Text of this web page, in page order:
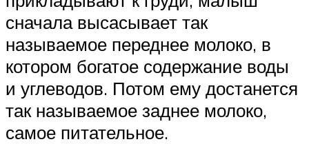
сначала высасывает так
называемое переднее молоко, в
котором богатое содержание воды
и углеводов. Потом ему достанется
так называемое заднее молоко,
самое питательное.